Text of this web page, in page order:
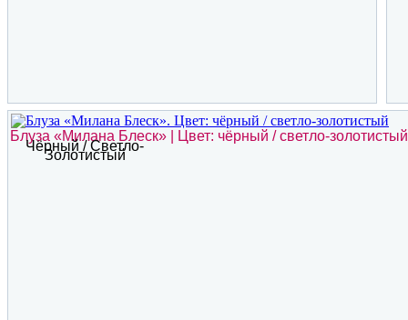
Блуза «Милана Блеск» | Цвет: чёрный / светло-золотистый
Чёрный / Светло-
Золотистый